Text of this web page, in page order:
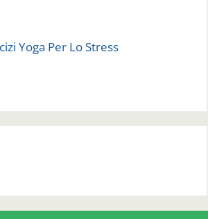
Yoga Per Lo Stress